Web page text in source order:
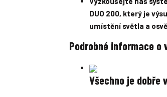
DUO 200, který je
umístění světla a
Podrobné informace o
Všechno je dobře